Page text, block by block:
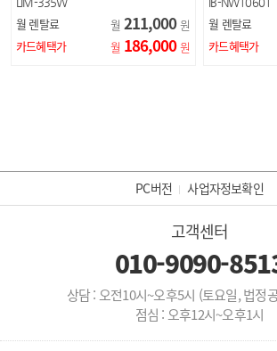
월 렌탈료 월 211,000 원
카드혜택가
월 186,000 원
월 렌탈료
카드혜택가
PC버전 사업자정보확인
고객센터
010-9090-
상담 : 오전10시~오후5시 (토요일, 법정
점심 : 오후12시~오후1시